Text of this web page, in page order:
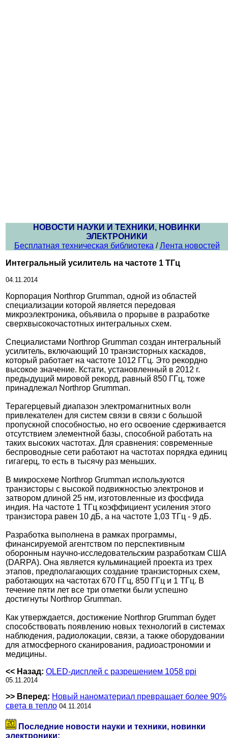
НОВОСТИ НАУКИ И ТЕХНИКИ, НОВИНКИ
ЭЛЕКТРОНИКИ
Бесплатная техническая библиотека /Лента новостей
Интегральный усилитель на частоте 1 ТГц
04.11.2014
Корпорация Northrop Grumman, одной из областей
специализации которой является передовая
микроэлектроника, объявила о прорыве в разработке
сверхвысокочастотных интегральных схем.
Специалистами Northrop Grumman создан интегральный
усилитель, включающий 10 транзисторных каскадов,
который работает на частоте 1012 ГГц. Это рекордно
высокое значение. Кстати, установленный в 2012 г.
предыдущий мировой рекорд, равный 850 ГГц, тоже
принадлежал Northrop Grumman.
Терагерцевый диапазон электромагнитных волн
привлекателен для систем связи в связи с большой
пропускной способностью, но его освоение сдерживается
отсутствием элементной базы, способной работать на
таких высоких частотах. Для сравнения: современные
беспроводные сети работают на частотах порядка единиц
гигагерц, то есть в тысячу раз меньших.
В микросхеме Northrop Grumman используются
транзисторы с высокой подвижностью электронов и
затвором длиной 25 нм, изготовленные из фосфида
индия. На частоте 1 ТГц коэффициент усиления этого
транзистора равен 10 дБ, а на частоте 1,03 ТГц - 9 дБ.
Разработка выполнена в рамках программы,
финансируемой агентством по перспективным
оборонным научно-исследовательским разработкам США
(DARPA). Она является кульминацией проекта из трех
этапов, предполагающих создание транзисторных схем,
работающих на частотах 670 ГГц, 850 ГГц и 1 ТГц. В
течение пяти лет все три отметки были успешно
достигнуты Northrop Grumman.
Как утверждается, достижение Northrop Grumman будет
способствовать появлению новых технологий в системах
наблюдения, радиолокации, связи, а также оборудовании
для атмосферного сканирования, радиоастрономии и
медицины.
<< Назад: OLED-дисплей с разрешением 1058 ppi
05.11.2014
>> Вперед: Новый наноматериал превращает более 90%
света в тепло 04.11.2014
Последние новости науки и техники, новинки
электроники: